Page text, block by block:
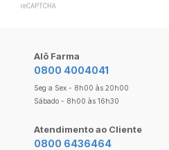
Alô Farma
0800 4004041
Seg a Sex - 8h00 às 20h00
Sábado - 8h00 às 16h30
Atendimento ao Cliente
0800 6436464